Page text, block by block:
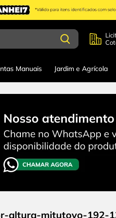
Manuais Jardim e Agrícola
altura-mitutoyo-192-